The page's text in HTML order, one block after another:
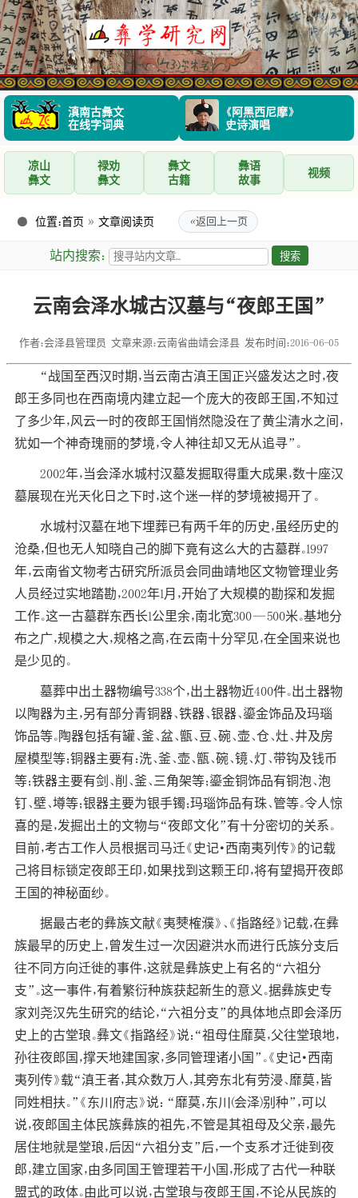
滇南古彝文
在线字词典
《阿黑西尼摩》
史诗演唱
凉山
彝文
禄劝
彝文
彝文
古籍
彝语
故事
视频
位置：首页 » 文章阅读页 «返回上一页
站内搜索：
云南会泽水城古汉墓与“夜郎王国”
作者：会泽县管理员 文章来源：云南省曲靖会泽县 发布时间：2016-06-05
“战国至西汉时期，当云南古滇王国正兴盛发达之时，夜
郎王多同也在西南境内建立起一个庞大的夜郎王国，不知过
了多少年，风云一时的夜郎王国悄然隐没在了黄尘清水之间，
犹如一个神奇瑰丽的梦境，令人神往却又无从追寻”。
2002年，当会泽水城村汉墓发掘取得重大成果，数十座汉
墓展现在光天化日之下时，这个迷一样的梦境被揭开了。
水城村汉墓在地下埋葬已有两千年的历史，虽经历史的
沧桑，但也无人知晓自己的脚下竟有这么大的古墓群。1997
年，云南省文物考古研究所派员会同曲靖地区文物管理业务
人员经过实地踏勘，2002年1月，开始了大规模的勘探和发掘
工作。这一古墓群东西长1公里余，南北宽300—500米。基地分
布之广，规模之大，规格之高，在云南十分罕见，在全国来说也
是少见的。
墓葬中出土器物编号338个，出土器物近400件。出土器物
以陶器为主，另有部分青铜器、铁器、银器、鎏金饰品及玛瑙
饰品等。陶器包括有罐、釜、盆、甑、豆、碗、壶、仓、灶、井及房
屋模型等；铜器主要有：洗、釜、壶、甑、碗、镜、灯、带钩及钱币
等；铁器主要有剑、削、釜、三角架等；鎏金铜饰品有铜泡、泡
钉、壁、墫等；银器主要为银手镯；玛瑙饰品有珠、管等。令人惊
喜的是，发掘出土的文物与“夜郎文化”有十分密切的关系。
目前，考古工作人员根据司马迁《史记·西南夷列传》的记载
己将目标锁定夜郎王印，如果找到这颗王印，将有望揭开夜郎
王国的神秘面纱。
据最古老的彝族文献《夷僰榷濮》、《指路经》记载，在彝
族最早的历史上，曾发生过一次因避洪水而进行氏族分支后
往不同方向迁徙的事件，这就是彝族史上有名的“六祖分
支”。这一事件，有着繁衍种族获起新生的意义。据彝族史专
家刘尧汉先生研究的结论，“六祖分支”的具体地点即会泽历
史上的古堂琅。彝文《指路经》说：“祖母住靡莫，父往堂琅地，
孙往夜郎国，撑天地建国家，多同管理诸小国”。《史记·西南
夷列传》载“滇王者，其众数万人，其旁东北有劳浸、靡莫，皆
同姓相扶。”《东川府志》说： “靡莫，东川(会泽)别种”，可以
说，夜郎国主体民族彝族的祖先，不管是其祖母及父亲，最先
居住地就是堂琅，后因“六祖分支”后，一个支系才迁徙到夜
郎，建立国家，由多同国王管理若干小国，形成了古代一种联
盟式的政体。由此可以说，古堂琅与夜郎王国，不论从民族的